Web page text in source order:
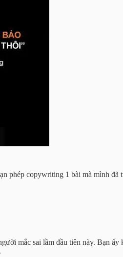
phép copywriting 1 bài mà mình
mắc sai lầm đầu tiên này. Bạn